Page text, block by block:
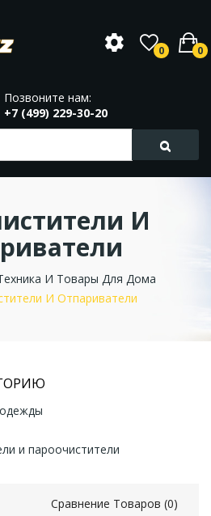
0 0
Позвоните нам:
+7 (499) 229-30-20
И
И Товары Для Дома
И Отпариватели
и пароочистители
Сравнение Товаров (0)